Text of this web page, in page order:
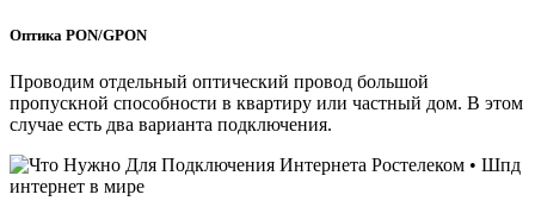
Оптика PON/GPON
Проводим отдельный оптический провод большой
пропускной способности в квартиру или частный дом. В этом
случае есть два варианта подключения.